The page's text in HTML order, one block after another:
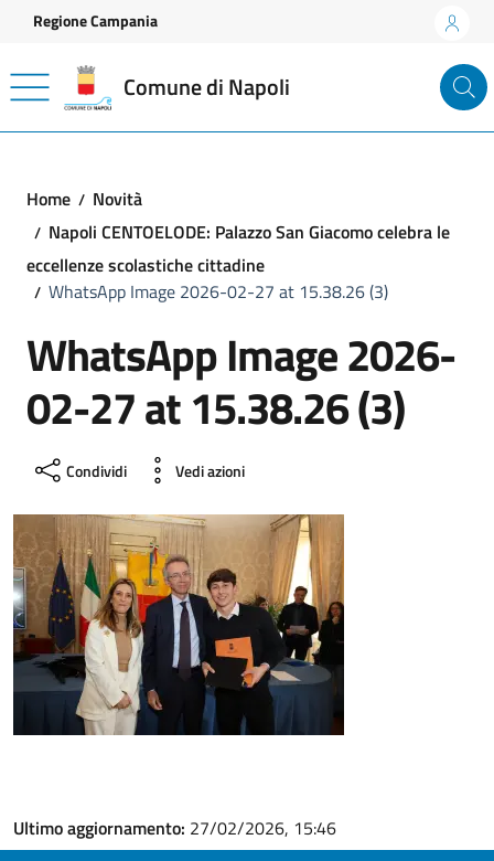
Vai ai contenuti
Vai al footer
Regione Campania
Comune di Napoli
Home
Novità
Napoli CENTOELODE: Palazzo San Giacomo celebra le
eccellenze scolastiche cittadine
WhatsApp Image 2026-02-27 at 15.38.26 (3)
WhatsApp Image 2026-
02-27 at 15.38.26 (3)
Condividi Vedi azioni
Ultimo aggiornamento: 27/02/2026, 15:46